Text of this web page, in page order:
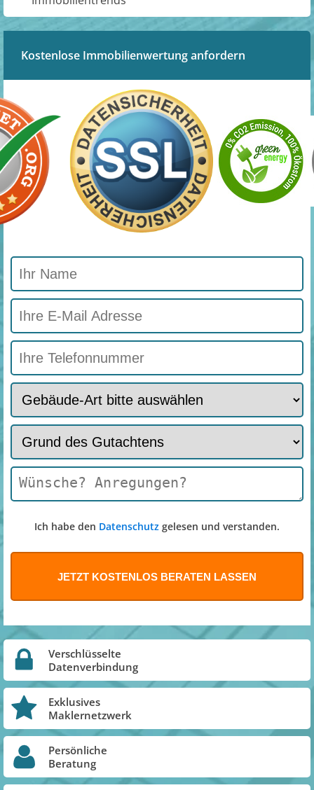
Kostenlose Immobilienwertung anfordern
Ich habe den Datenschutz gelesen und verstanden.
Verschlüsselte
Datenverbindung
Exklusives
Maklernetzwerk
Persönliche
Beratung